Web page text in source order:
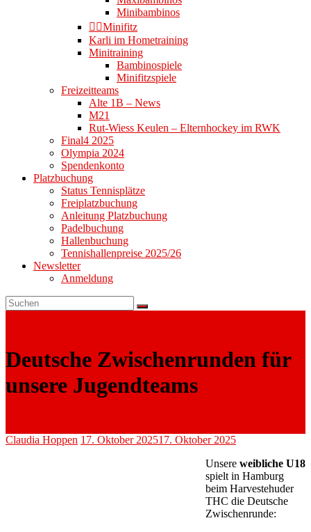
Minibambinos
👉🏻Minifitz
Karli im Hometraining
Minitraining
Bambinospiele
Minifitzspiele
Freizeitteams
Alte 1B – News
M21
Rut-Wiess Keulen – Elternhockey im RWK
Final4 2025
Olympia 2024
Spendenkonto
Platzbuchung
Status Tennisplätze
Freiplatzbuchung
Anleitung Platzbuchung
Padelbuchung
Hallenbuchung
Tennishallenpreise 2025/26
Newsletter
Anmeldung
Deutsche Zwischenrunden für
unsere Jugendteams
Claudia Hoppen 17. Oktober 202517. Oktober 2025
Unsere weibliche U18
spielt in Hamburg
beim Harvestehuder
THC die Deutsche
Zwischenrunde: